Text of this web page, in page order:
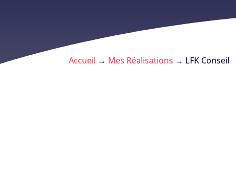
Accueil → Mes Réalisations → LFK Conseil